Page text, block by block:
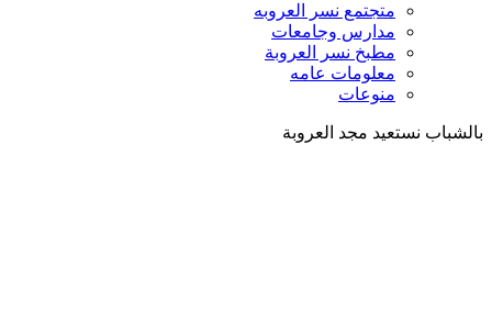
متجتمع نسر العروبه
مدارس وجامعات
مطبخ نسر العروبة
معلومات عامه
منوعات
بالشباب نستعيد مجد العروبة